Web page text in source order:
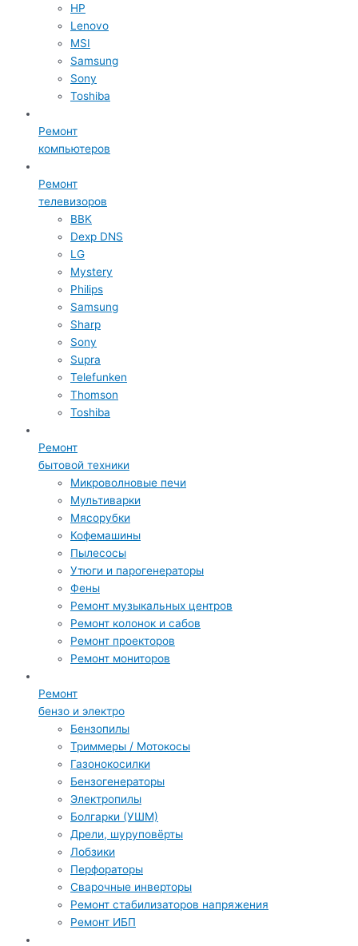
HP
Lenovo
MSI
Samsung
Sony
Toshiba
Ремонт
компьютеров
Ремонт
телевизоров
BBK
Dexp DNS
LG
Mystery
Philips
Samsung
Sharp
Sony
Supra
Telefunken
Thomson
Toshiba
Ремонт
бытовой техники
Микроволновые печи
Мультиварки
Мясорубки
Кофемашины
Пылесосы
Утюги и парогенераторы
Фены
Ремонт музыкальных центров
Ремонт колонок и сабов
Ремонт проекторов
Ремонт мониторов
Ремонт
бензо и электро
Бензопилы
Триммеры / Мотокосы
Газонокосилки
Бензогенераторы
Электропилы
Болгарки (УШМ)
Дрели, шуруповёрты
Лобзики
Перфораторы
Сварочные инверторы
Ремонт стабилизаторов напряжения
Ремонт ИБП